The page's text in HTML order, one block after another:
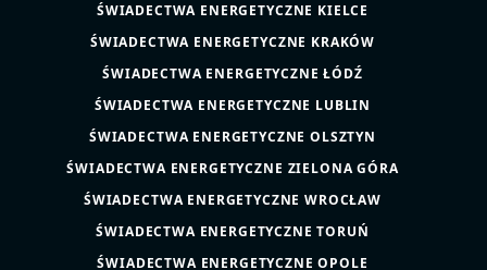
ŚWIADECTWA ENERGETYCZNE KIELCE
ŚWIADECTWA ENERGETYCZNE KRAKÓW
ŚWIADECTWA ENERGETYCZNE ŁÓDŹ
ŚWIADECTWA ENERGETYCZNE LUBLIN
ŚWIADECTWA ENERGETYCZNE OLSZTYN
ŚWIADECTWA ENERGETYCZNE ZIELONA GÓRA
ŚWIADECTWA ENERGETYCZNE WROCŁAW
ŚWIADECTWA ENERGETYCZNE TORUŃ
ŚWIADECTWA ENERGETYCZNE OPOLE